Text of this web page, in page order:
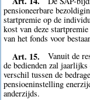
pensioneerbare
startpremie op de
kost van deze
van het fonds voor
Art. 15.
Vanuit de
de bedienden zal
verschil tussen de
pensioeninstelling
anderzijds.